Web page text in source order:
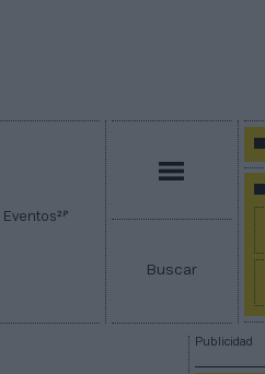
Eventos2P
Buscar
Publicidad